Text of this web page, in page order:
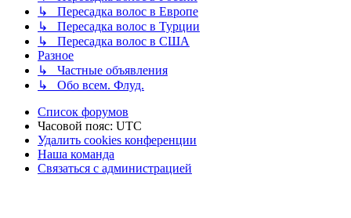
↳ Пересадка волос в Европе
↳ Пересадка волос в Турции
↳ Пересадка волос в США
Разное
↳ Частные объявления
↳ Обо всем. Флуд.
Список форумов
Часовой пояс: UTC
Удалить cookies конференции
Наша команда
Связаться с администрацией